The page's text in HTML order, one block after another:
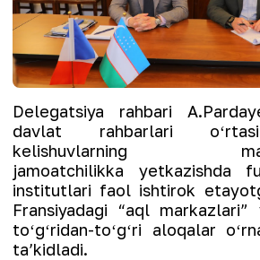
Delegatsiya rahbari
davlat rahbarlari
kelishuvlarning
jamoatchilikka yetkazishda
institutlari faol ishtirok
Fransiyadagi “aql
toʻgʻridan-toʻgʻri aloqalar
taʼkidladi.